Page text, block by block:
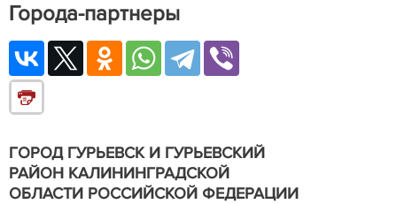
Города-партнеры
ГОРОД ГУРЬЕВСК И ГУРЬЕВСКИЙ
РАЙОН КАЛИНИНГРАДСКОЙ
ОБЛАСТИ РОССИЙСКОЙ ФЕДЕРАЦИИ